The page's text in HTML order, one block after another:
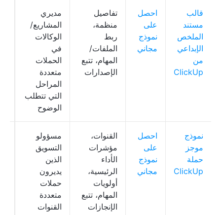
قالب
مستند
الملخص
الإبداعي
من
ClickUp
احصل
على
نموذج
مجاني
تفاصيل
منظمة،
ربط
الملفات/
المهام، تتبع
الإصدارات
مديري
المشاريع/
الوكالات
في
الحملات
متعددة
المراحل
التي تتطلب
الوضوح
نموذج
موجز
حملة
ClickUp
احصل
على
نموذج
مجاني
القنوات،
مؤشرات
الأداء
الرئيسية،
أولويات
المهام، تتبع
الإنجازات
مسؤولو
التسويق
الذين
يديرون
حملات
متعددة
القنوات